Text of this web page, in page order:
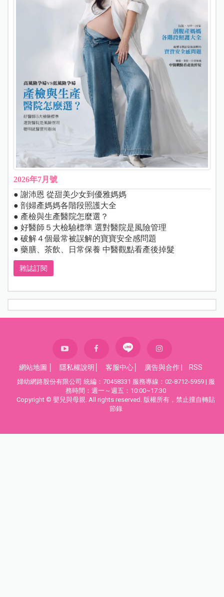
2026年7月號
● 謝沛恩 從甜美少女到優雅媽媽
● 剖婦產媽媽各階段照護大全
● 產檢與生產醫院怎麼選？
● 好醫師５大檢驗標準 選對醫院是風險管理
● 破解４個最常被誤解的寶寶安全感問題
● 藥膳、茶飲、日常保養 中醫觀點看產後掉髮
雜誌訂閱
網站地圖 隱私權說明 客服中心 廣告與合作 RSS
婦幼網路股份有限公司 統編：70458331 服務專線：02-8712-5959 | 服
務時間：週一～週五：10:00~17:30
Copyright © 嬰兒與母親. All rights reserved. 版權所有，禁止擅自轉貼
節錄